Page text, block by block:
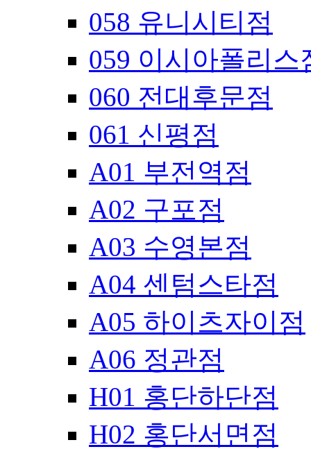
058 유니시티점
059 이시아폴리스
060 전대후문점
061 신평점
A01 부전역점
A02 구포점
A03 수영본점
A04 센텀스타점
A05 하이츠자이점
A06 정관점
H01 홍단하단점
H02 홍단서면점